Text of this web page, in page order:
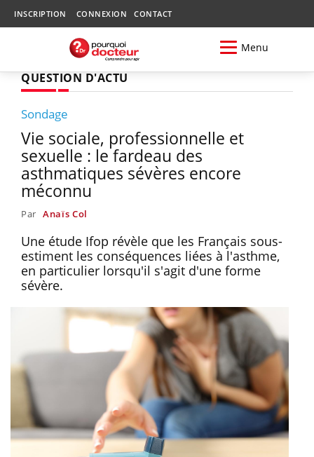
INSCRIPTION CONNEXION CONTACT
Menu
QUESTION D'ACTU
Sondage
Vie sociale, professionnelle et
sexuelle : le fardeau des
asthmatiques sévères encore
méconnu
Par Anaïs Col
Une étude Ifop révèle que les Français sous-
estiment les conséquences liées à l'asthme,
en particulier lorsqu'il s'agit d'une forme
sévère.